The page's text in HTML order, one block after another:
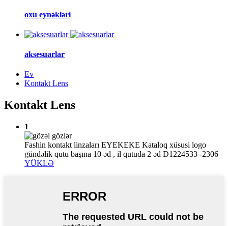
oxu eynəkləri
aksesuarlar
Ev
Kontakt Lens
Kontakt Lens
1
Fashin kontakt linzaları EYEKEKE Kataloq xüsusi logo
gündəlik qutu başına 10 əd , il qutuda 2 əd D1224533 -2306
YÜKLƏ